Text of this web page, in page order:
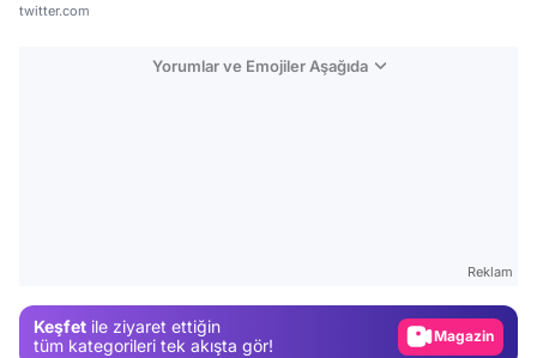
twitter.com
Yorumlar ve Emojiler Aşağıda
Reklam
Keşfet ile ziyaret ettiğin
tüm kategorileri tek akışta gör!
Magazin